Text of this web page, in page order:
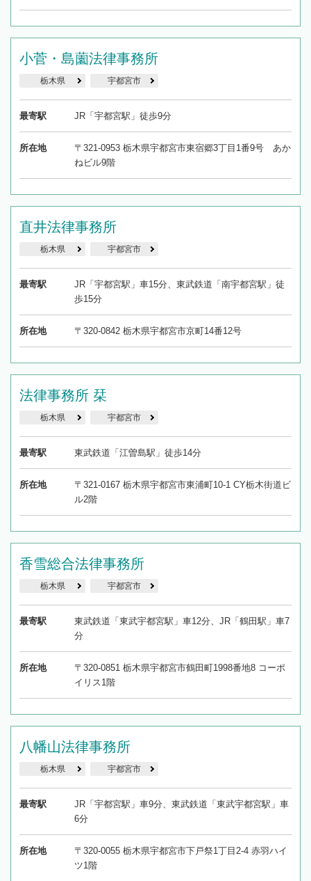
小菅・島薗法律事務所
栃木県 宇都宮市
最寄駅 JR「宇都宮駅」徒歩9分
所在地
〒321-0953 栃木県宇都宮市東宿郷3丁目1番9号 あか
ねビル9階
直井法律事務所
栃木県 宇都宮市
最寄駅
JR「宇都宮駅」車15分、東武鉄道「南宇都宮駅」徒
歩15分
所在地 〒320-0842 栃木県宇都宮市京町14番12号
法律事務所 栞
栃木県 宇都宮市
最寄駅 東武鉄道「江曽島駅」徒歩14分
所在地
〒321-0167 栃木県宇都宮市東浦町10-1 CY栃木街道ビ
ル2階
香雪総合法律事務所
栃木県 宇都宮市
最寄駅
東武鉄道「東武宇都宮駅」車12分、JR「鶴田駅」車7
分
所在地
〒320-0851 栃木県宇都宮市鶴田町1998番地8 コーポ
イリス1階
八幡山法律事務所
栃木県 宇都宮市
最寄駅
JR「宇都宮駅」車9分、東武鉄道「東武宇都宮駅」車
6分
所在地
〒320-0055 栃木県宇都宮市下戸祭1丁目2-4 赤羽ハイ
ツ1階